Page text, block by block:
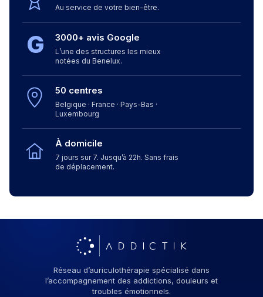
Au service de votre bien-être.
G 3000+ avis Google
L’une des structures les mieux
notées du Benelux.
50 centres
Belgique · France · Pays-Bas ·
Luxembourg
À domicile
7 jours sur 7. Jusqu’à 22h. Sans frais
de déplacement.
Réseau d’auriculothérapie spécialisé dans
l’accompagnement des addictions, douleurs et
troubles émotionnels.